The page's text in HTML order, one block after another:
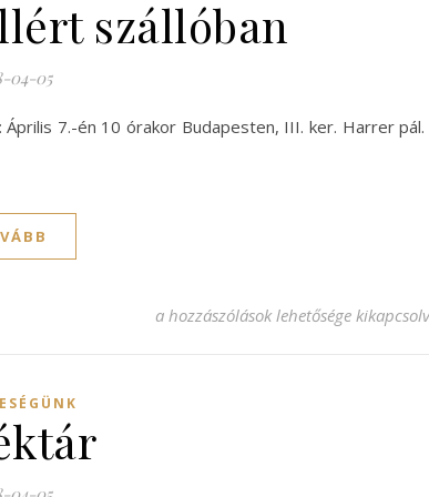
szállóban
04-05
7.-én 10 órakor Budapesten, III. ker. Harrer pál.
Koncert a Gellért szállóban
a hozzászólások lehetősége